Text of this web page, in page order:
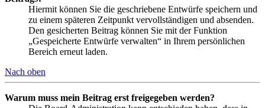
Hiermit können Sie die geschriebene Entwürfe speichern und
zu einem späteren Zeitpunkt vervollständigen und absenden.
Den gesicherten Beitrag können Sie mit der Funktion
„Gespeicherte Entwürfe verwalten“ in Ihrem persönlichen
Bereich erneut laden.
Nach oben
Warum muss mein Beitrag erst freigegeben werden?